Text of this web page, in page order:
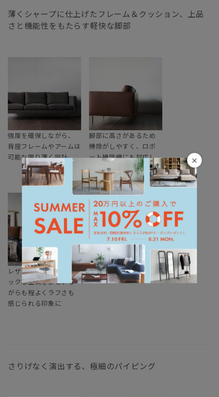
×
薄くシャープに仕上げたフレーム＆クッション、上品
さと機能性をもたらす軽快な脚部
強度を確保しながら、
背座フレームやアームは
可能な限り薄く設計
脚部に高さがあるため
掃除がしやすく、ロボ
ット掃除機にも対応し
ます
レザーで張り込むと、シ
ックな空気をまといな
がらも程よくラフさも
感じられる印象に
さりげなく演出する、極細のパイピング